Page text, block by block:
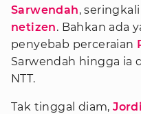
Sarwendah,
netizen. Bahkan ada
penyebab perceraian
Sarwendah hingga ia
NTT.
Tak tinggal diam,